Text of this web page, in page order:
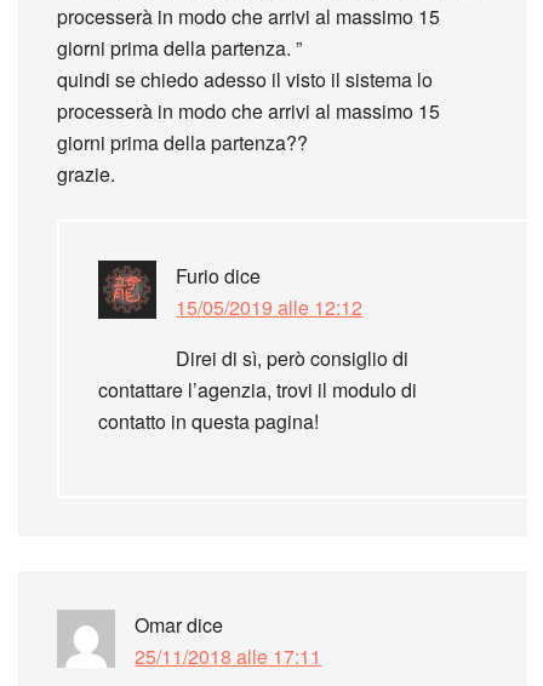
processerà in modo che arrivi al massimo 15
giorni prima della partenza. ”
quindi se chiedo adesso il visto il sistema lo
processerà in modo che arrivi al massimo 15
giorni prima della partenza??
grazie.
Furiodice
15/05/2019 alle 12:12
Direi di sì, però consiglio di
contattare l’agenzia, trovi il modulo di
contatto in questa pagina!
Omardice
25/11/2018 alle 17:11